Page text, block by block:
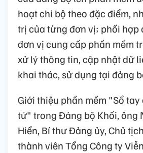
hoạt chi bộ theo đặc điểm,
trị của từng đơn vị; phối hợp
đơn vị cung cấp phần mềm
xử lý thông tin, cập nhật dữ
khai thác, sử dụng tại đảng
Giới thiệu phần mềm "Sổ
tử" trong Đảng bộ Khối, ông
Hiển, Bí thư Đảng ủy, Chủ
thành viên Tổng Công ty